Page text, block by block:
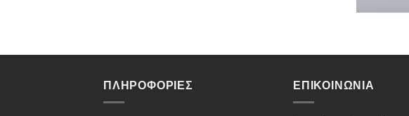
ΠΛΗΡΟΦΟΡΙΕΣ ΕΠΙΚΟΙΝΩΝΙΑ